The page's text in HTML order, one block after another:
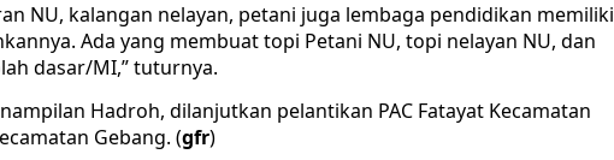
NU, kalangan nelayan, petani juga lembaga pendidikan memiliki
Ada yang membuat topi Petani NU, topi nelayan NU, dan
dasar/MI,” tuturnya.
Hadroh, dilanjutkan pelantikan PAC Fatayat Kecamatan
Gebang. (gfr)